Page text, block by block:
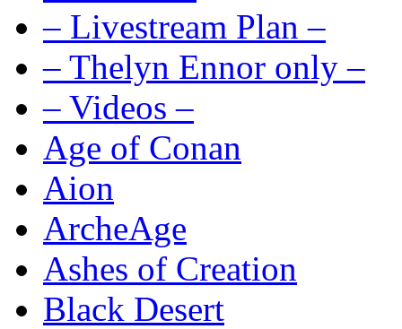
– Livestream Plan –
– Thelyn Ennor only –
– Videos –
Age of Conan
Aion
ArcheAge
Ashes of Creation
Black Desert